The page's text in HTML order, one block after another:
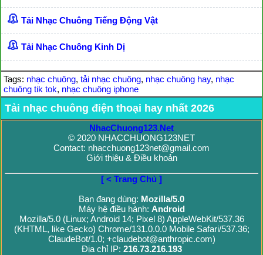
Tải Nhạc Chuông Tiếng Động Vật
Tải Nhạc Chuông Kinh Dị
Tags: nhạc chuông, tải nhạc chuông, nhạc chuông hay, nhạc
chuông tik tok, nhạc chuông iphone
Tải nhạc chuông điện thoại hay nhất 2026
NhacChuong123.Net
© 2020 NHACCHUONG123NET
Contact: nhacchuong123net@gmail.com
Giới thiệu & Điều khoản
[ < Trang Chủ ]
Bạn đang dùng: Mozilla/5.0
Máy hệ điều hành: Android
Mozilla/5.0 (Linux; Android 14; Pixel 8) AppleWebKit/537.36
(KHTML, like Gecko) Chrome/131.0.0.0 Mobile Safari/537.36;
ClaudeBot/1.0; +claudebot@anthropic.com)
Địa chỉ IP: 216.73.216.193